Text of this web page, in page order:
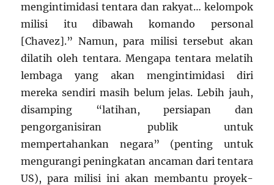
mengintimidasi tentara dan rakyat… kelompok
milisi itu dibawah komando personal
[Chavez].” Namun, para milisi tersebut akan
dilatih oleh tentara. Mengapa tentara melatih
lembaga yang akan mengintimidasi diri
mereka sendiri masih belum jelas. Lebih jauh,
disamping “latihan, persiapan dan
pengorganisiran publik untuk
mempertahankan negara” (penting untuk
mengurangi peningkatan ancaman dari tentara
US), para milisi ini akan membantu proyek-